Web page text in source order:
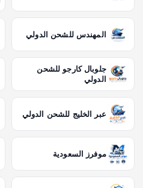
المهندس للشحن الدولي
جلوبال كارجو للشحن
الدولي
عبر الخليج للشحن الدولي
موفرز السعودية